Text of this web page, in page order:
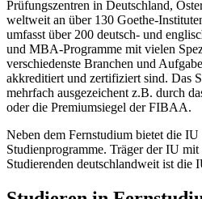
Prüfungszentren in Deutschland,
weltweit an über 130 Goethe-
umfasst über 200 deutsch- und
und MBA-Programme mit vielen
verschiedenste Branchen und
akkreditiert und zertifiziert sind. Das
mehrfach ausgezeichent z.B. durch
oder die Premiumsiegel der FIBAA.
Neben dem Fernstudium bietet die IU
Studienprogramme. Träger der IU
Studierenden deutschlandweit ist die